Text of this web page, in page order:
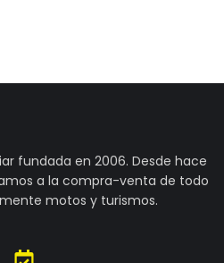
fundada en 2006. Desde hace
a la compra-venta de todo
motos y turismos.